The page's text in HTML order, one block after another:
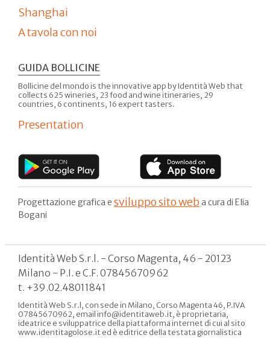
Shanghai
A tavola con noi
GUIDA BOLLICINE
Bollicine del mondo is the innovative app by Identità Web that
collects 625 wineries, 23 food and wine itineraries, 29
countries, 6 continents, 16 expert tasters.
Presentation
Progettazione grafica e sviluppo sito web a cura di Elia
Bogani
Identità Web S.r.l. - Corso Magenta, 46 - 20123
Milano - P.I. e C.F. 07845670962
t. +39.02.48011841
Identità Web S.r.l, con sede in Milano, Corso Magenta 46, P.IVA
07845670962, email info@identitaweb.it, è proprietaria,
ideatrice e sviluppatrice della piattaforma internet di cui al sito
www.identitagolose.it ed è editrice della testata giornalistica